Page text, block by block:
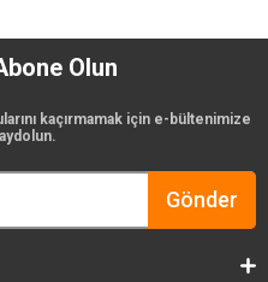
Olun
kaçırmamak için e-bültenimize
Gönder